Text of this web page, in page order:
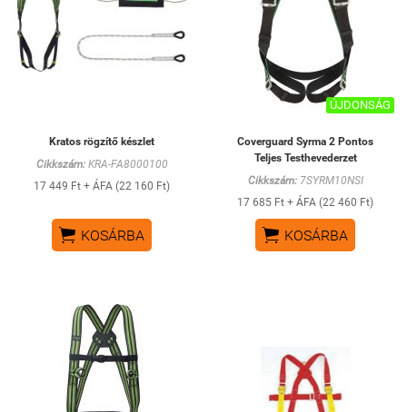
Kratos rögzítő készlet
Cikkszám:KRA-FA8000100
17 449 Ft + ÁFA (22 160 Ft)
 KOSÁRBA
ÚJDONSÁG
Coverguard Syrma 2 Pontos
Teljes Testhevederzet
Cikkszám:7SYRM10NSI
17 685 Ft + ÁFA (22 460 Ft)
 KOSÁRBA